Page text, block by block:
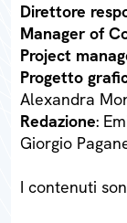
Direttore
Manager of
Project
Progetto
Alexandra
Redazione:
Giorgio
I contenuti